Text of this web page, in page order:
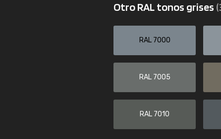
Otro RAL tonos grises
RAL 7000
RAL 7005
RAL 7010